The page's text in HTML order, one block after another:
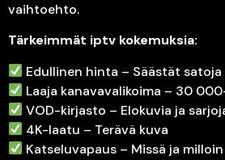
vaihtoehto.
Tärkeimmät iptv kokemuksia:
Edullinen hinta – Säästät satoja
Laaja kanavavalikoima – 30
VOD-kirjasto – Elokuvia ja
4K-laatu – Terävä kuva
Katseluvapaus – Missä ja